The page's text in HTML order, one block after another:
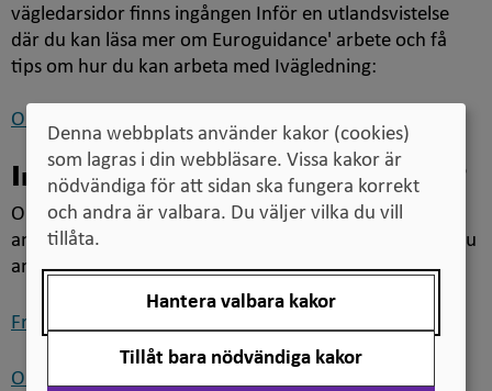
vägledarsidor finns ingången Inför en utlandsvistelse
där du kan läsa mer om Euroguidance' arbete och få
tips om hur du kan arbeta med Ivägledning:
Om Euroguidance Swedenpå UHR:s vägledarsidor
Inte vägledare, men intresserad?
Om du är student och har frågor om regelverket för
antagning till högre utbildning rekommenderar vi att du
använder frågeformuläret på Antagning.se.
Frågeformulär på Antagning.se
nytt
Om högskolestudier på Studera.nu
Denna webbplats använder kakor (cookies)
som lagras i din webbläsare. Vissa kakor är
nödvändiga för att sidan ska fungera korrekt
och andra är valbara. Du väljer vilka du vill
tillåta.
Hantera valbara kakor
Tillåt bara nödvändiga kakor